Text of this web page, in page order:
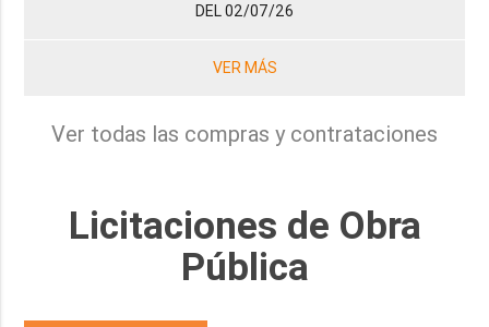
DEL 02/07/26
VER MÁS
Ver todas las compras y contrataciones
Licitaciones de Obra
Pública